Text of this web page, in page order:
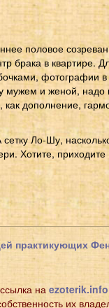
половое
брака в квартире.
фотографии в
мужем и женой, надо
дополнение,
сетку Ло-Шу,
Хотите,
практикующих
на ezoterik.info
их